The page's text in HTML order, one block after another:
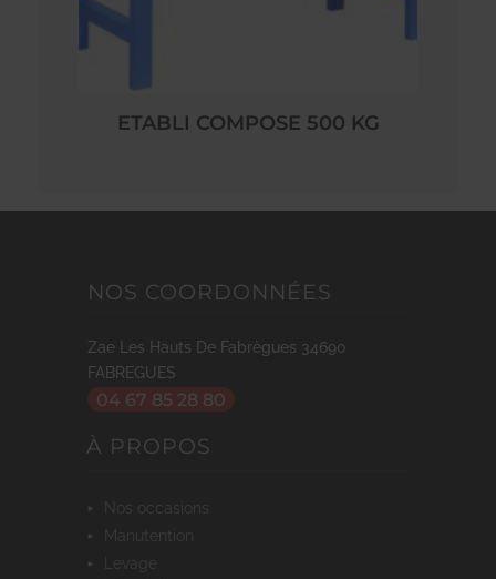
ETABLI COMPOSE 500 KG
NOS COORDONNÉES
Zae Les Hauts De Fabrègues 34690
FABREGUES
04 67 85 28 80
À PROPOS
nos occasions
manutention